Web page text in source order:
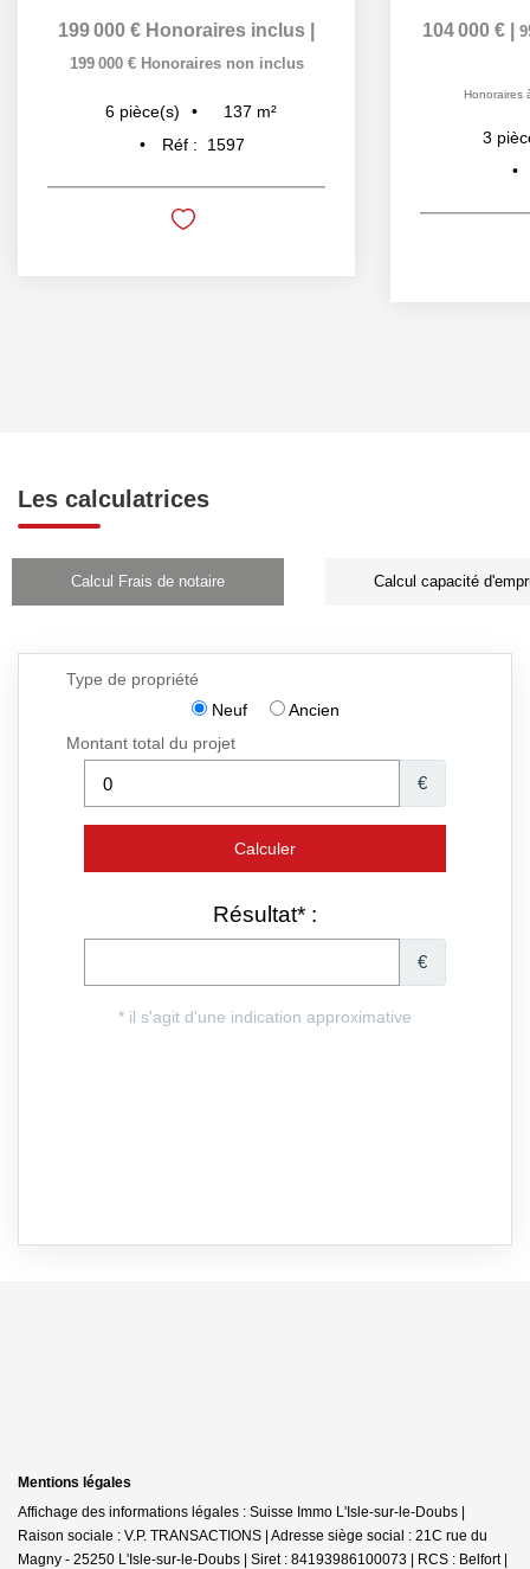
199 000 € Honoraires inclus
199 000 € Honoraires non inclus
6 pièce(s) 137 m²
Réf :
1597
104 000 €
Honoraires
3
Les calculatrices
Calcul Frais de notaire Calcul capacité
Mentions légales
Affichage des informations légales : Suisse Immo L'Isle-sur-le-Doubs |
Raison sociale : V.P. TRANSACTIONS | Adresse siège social : 21C rue du
Magny - 25250 L'Isle-sur-le-Doubs | Siret : 84193986100073 | RCS : Belfort |